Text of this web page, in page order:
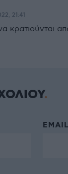
21:41
κρατιούνται
EMAIL